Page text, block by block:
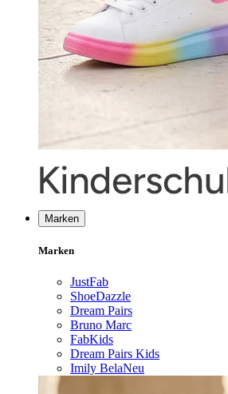
Marken
Marken
JustFab
ShoeDazzle
Dream Pairs
Bruno Marc
FabKids
Dream Pairs Kids
Imily BelaNeu